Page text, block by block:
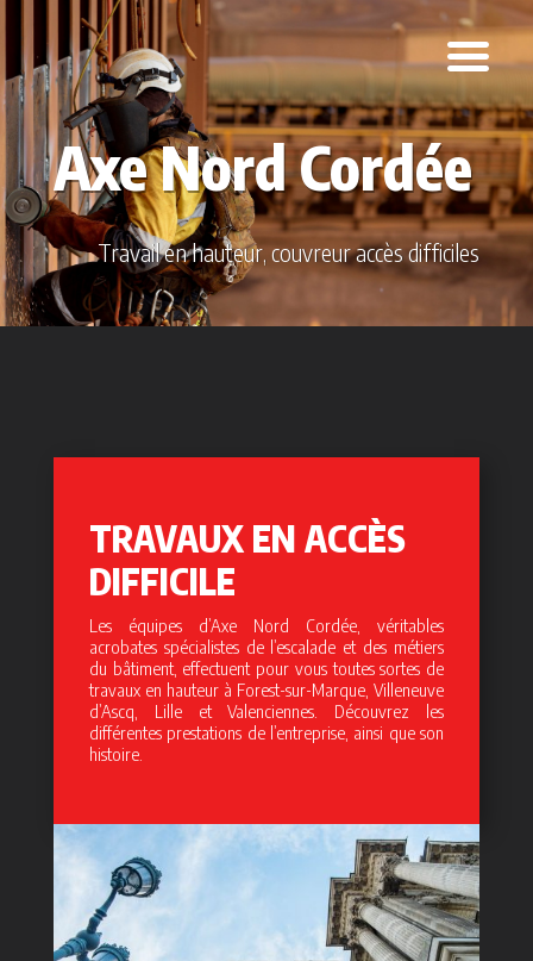
Axe Nord Cordée
Travail en hauteur, couvreur accès difficiles
TRAVAUX EN ACCÈS
DIFFICILE
Les équipes d’Axe Nord Cordée, véritables
acrobates spécialistes de l’escalade et des métiers
du bâtiment, effectuent pour vous toutes sortes de
travaux en hauteur à Forest-sur-Marque, Villeneuve
d’Ascq, Lille et Valenciennes. Découvrez les
différentes prestations de l’entreprise, ainsi que son
histoire.